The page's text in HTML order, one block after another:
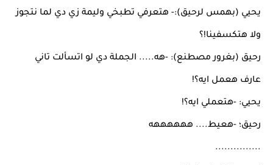
يحيي (بهمس لرحيق):- هتعرفي تطبخي وليمة زي دي لما نتجوز
ولا هتكسفينا!؟
رحيق (بغرور مصطنع): -هه..... الجملة دي لو اتسألت تاني
عارف هعمل ايه؟!
يحيي: -هتعملي ايه؟!
رحيق؛ -هعيط.... ههههههه
...............